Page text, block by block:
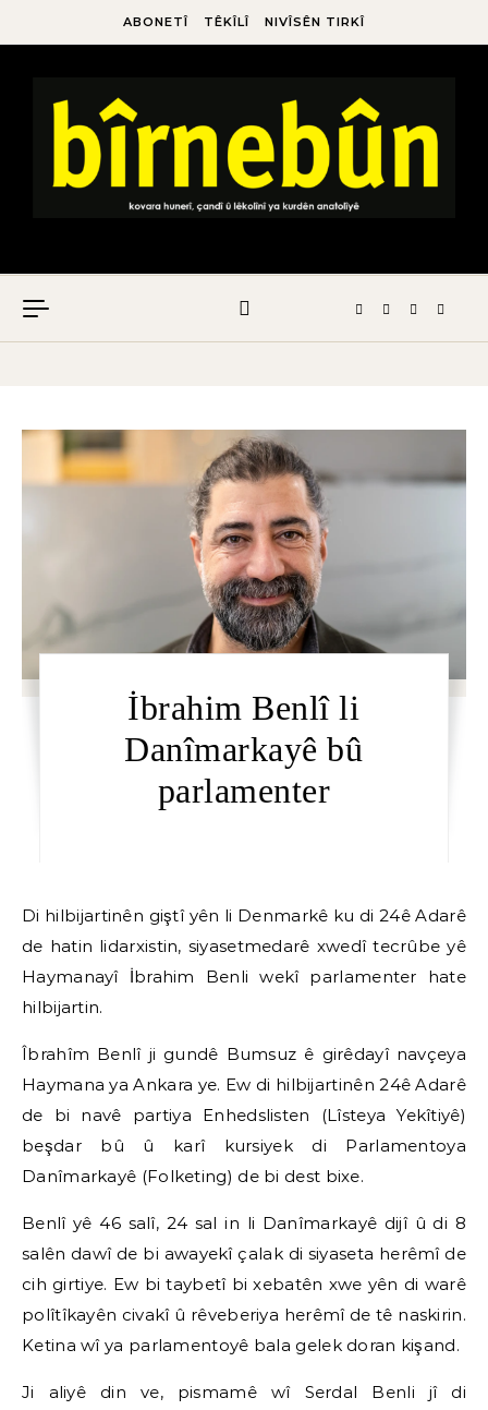
ABONETÎ TÊKÎLÎ NIVÎSÊN TIRKÎ
İbrahim Benlî li
Danîmarkayê bû
parlamenter
Di hilbijartinên giştî yên li Denmarkê ku di 24ê Adarê
de hatin lidarxistin, siyasetmedarê xwedî tecrûbe yê
Haymanayî İbrahim Benli wekî parlamenter hate
hilbijartin.
Îbrahîm Benlî ji gundê Bumsuz ê girêdayî navçeya
Haymana ya Ankara ye. Ew di hilbijartinên 24ê Adarê
de bi navê partiya Enhedslisten (Lîsteya Yekîtiyê)
beşdar bû û karî kursiyek di Parlamentoya
Danîmarkayê (Folketing) de bi dest bixe.
Benlî yê 46 salî, 24 sal in li Danîmarkayê dijî û di 8
salên dawî de bi awayekî çalak di siyaseta herêmî de
cih girtiye. Ew bi taybetî bi xebatên xwe yên di warê
polîtîkayên civakî û rêveberiya herêmî de tê naskirin.
Ketina wî ya parlamentoyê bala gelek doran kişand.
Ji aliyê din ve, pismamê wî Serdal Benli jî di